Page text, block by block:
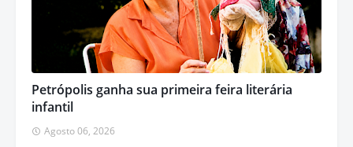
Petrópolis ganha sua primeira feira literária
infantil
Agosto 06, 2026